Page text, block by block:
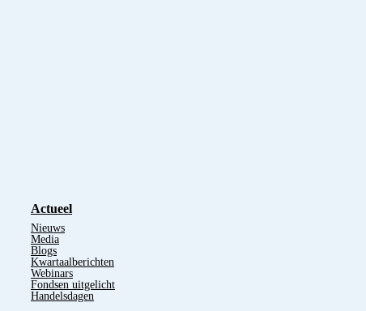
Actueel
Nieuws
Media
Blogs
Kwartaalberichten
Webinars
Fondsen uitgelicht
Handelsdagen